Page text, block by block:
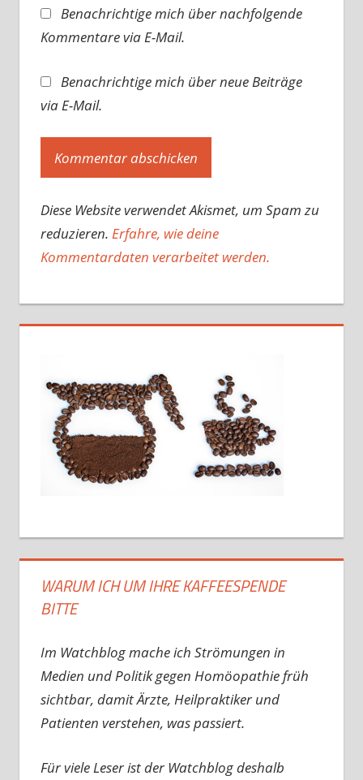
Benachrichtige mich über nachfolgende
Kommentare via E-Mail.
Benachrichtige mich über neue Beiträge
via E-Mail.
Diese Website verwendet Akismet, um Spam zu
reduzieren. Erfahre, wie deine
Kommentardaten verarbeitet werden.
WARUM ICH UM IHRE KAFFEESPENDE
BITTE
Im Watchblog mache ich Strömungen in
Medien und Politik gegen Homöopathie früh
sichtbar, damit Ärzte, Heilpraktiker und
Patienten verstehen, was passiert.
Für viele Leser ist der Watchblog deshalb